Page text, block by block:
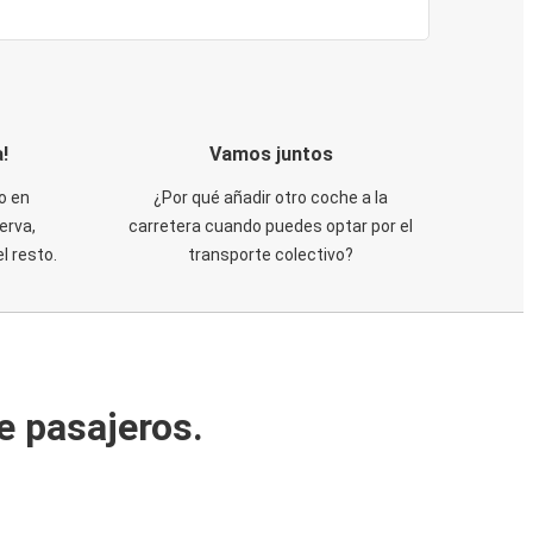
en
resto.
Vamos juntos
¿Por qué añadir otro coche a la
carretera cuando puedes optar por el
transporte colectivo?
pasajeros.